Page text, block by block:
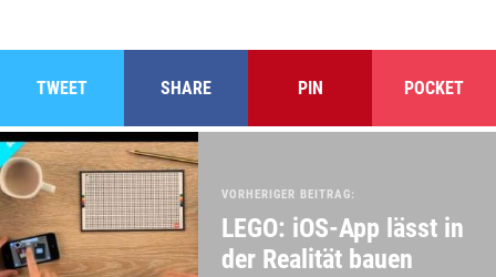
TWEET SHARE PIN POCKET
VORHERIGER BEITRAG:
LEGO: iOS-App lässt in
der Realität bauen